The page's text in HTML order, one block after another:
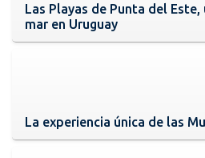
Las Playas de Punta del
mar en Uruguay
La experiencia única de las